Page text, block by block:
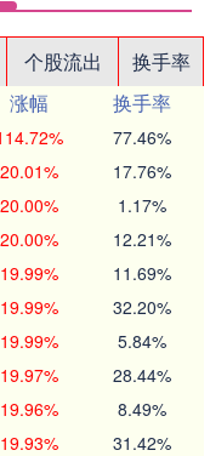
个股流出
换手率
涨幅
换手率
77.46%
20.01% 17.76%
20.00% 1.17%
20.00% 12.21%
19.99% 11.69%
19.99% 32.20%
19.99% 5.84%
19.97% 28.44%
19.96% 8.49%
19.93% 31.42%